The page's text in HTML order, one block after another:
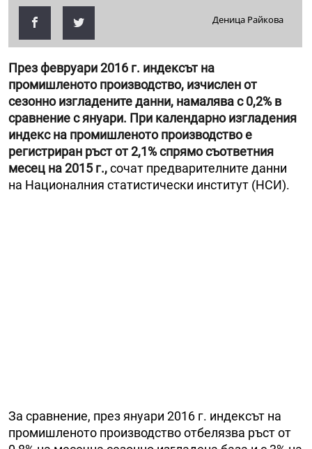
Деница Райкова
През февруари 2016 г. индексът на
промишленото производство, изчислен от
сезонно изгладените данни, намалява с 0,2% в
сравнение с януари. При календарно изгладения
индекс на промишленото производство е
регистриран ръст от 2,1% спрямо съответния
месец на 2015 г.,сочат предварителните данни
на Националния статистически институт (НСИ).
За сравнение, през януари 2016 г. индексът на
промишленото производство отбелязва ръст от